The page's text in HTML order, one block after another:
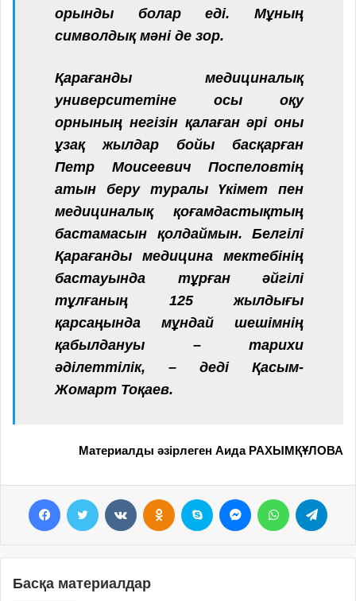
орынды болар еді. Мұның
символдық мәні де зор.
Қарағанды медициналық
университетіне осы оқу
орнының негізін қалаған әрі оны
ұзақ жылдар бойы басқарған
Петр Моисеевич Поспеловтің
атын беру туралы Үкімет пен
медициналық қоғамдастықтың
бастамасын қолдаймын. Белгілі
Қарағанды медицина мектебінің
бастауында тұрған әйгілі
тұлғаның 125 жылдығы
қарсаңында мұндай шешімнің
қабылдануы – тарихи
әділеттілік, – деді Қасым-
Жомарт Тоқаев.
Материалды әзірлеген Аида РАХЫМҚҰЛОВА
Басқа материалдар